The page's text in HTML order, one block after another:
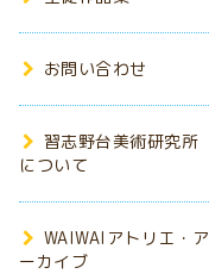
お問い合わせ
習志野台美術研究所
について
WAIWAIアトリエ・ア
ーカイブ